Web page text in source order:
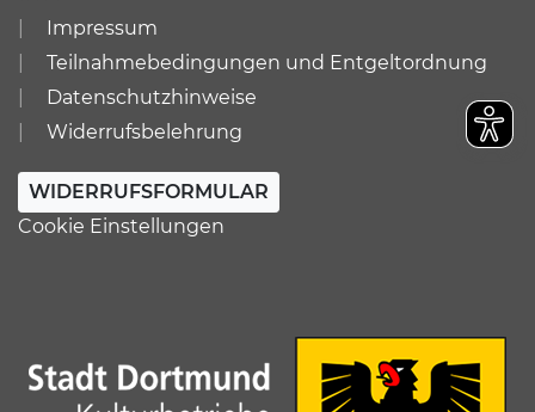
Impressum
Teilnahmebedingungen und Entgeltordnung
Datenschutzhinweise
Widerrufsbelehrung
WIDERRUFSFORMULAR
Cookie Einstellungen